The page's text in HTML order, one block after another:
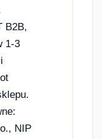
B2B,
1-3
NIP